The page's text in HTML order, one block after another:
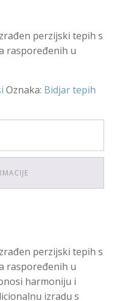
perzijski tepih s
raspoređenih u
Oznaka: Bidjar tepih
perzijski tepih s
raspoređenih u
harmoniju i
izradu s